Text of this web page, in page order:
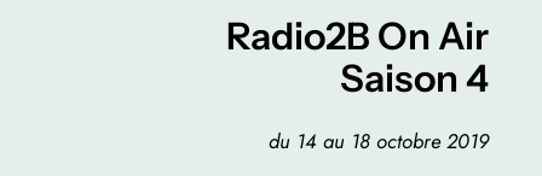
Radio2B On Air
Saison 4
du 14 au 18 octobre 2019